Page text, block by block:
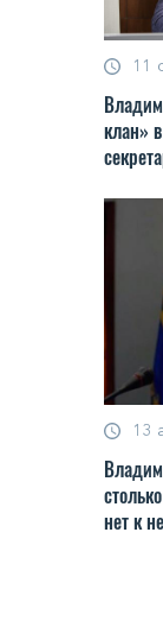
11
клан»
13
нет к